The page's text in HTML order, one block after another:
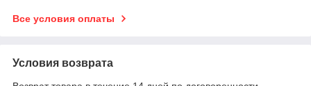
Все условия оплаты
Условия возврата